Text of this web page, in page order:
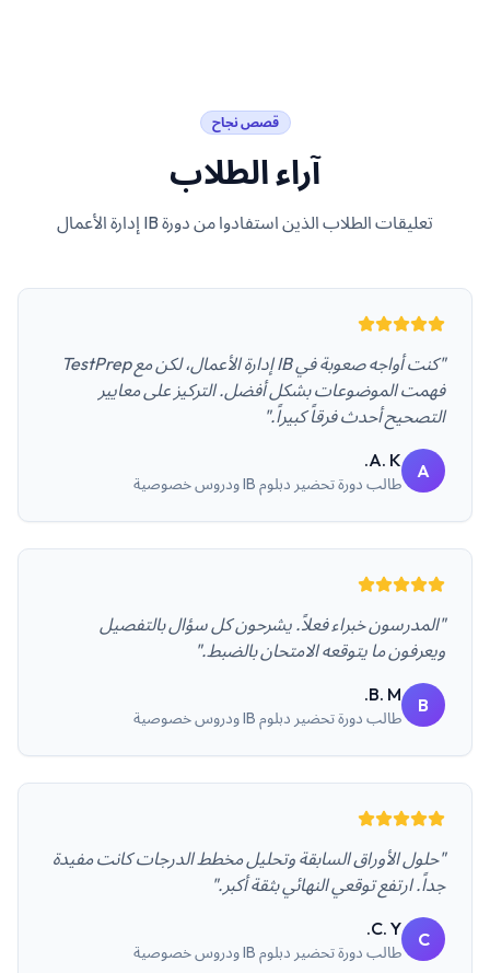
قصص نجاح
آراء الطلاب
تعليقات الطلاب الذين استفادوا من دورة IB إدارة الأعمال
"كنت أواجه صعوبة في IB إدارة الأعمال، لكن مع TestPrep
فهمت الموضوعات بشكل أفضل. التركيز على معايير
التصحيح أحدث فرقاً كبيراً."
A
A. K.
طالب دورة تحضير دبلوم IB ودروس خصوصية
"المدرسون خبراء فعلاً. يشرحون كل سؤال بالتفصيل
ويعرفون ما يتوقعه الامتحان بالضبط."
B
B. M.
طالب دورة تحضير دبلوم IB ودروس خصوصية
"حلول الأوراق السابقة وتحليل مخطط الدرجات كانت مفيدة
جداً. ارتفع توقعي النهائي بثقة أكبر."
C
C. Y.
طالب دورة تحضير دبلوم IB ودروس خصوصية